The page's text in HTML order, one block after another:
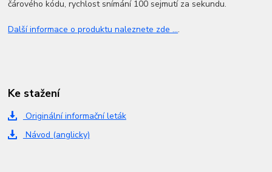
čárového kódu, rychlost snímání 100 sejmutí za sekundu.
Další informace o produktu naleznete zde ....
Ke stažení
Originální informační leták
Návod (anglicky)